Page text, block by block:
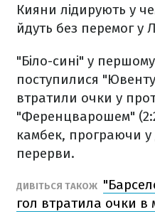
Кияни лідирують у
йдуть без перемог у
"Біло-сині" у першому
поступилися
втратили очки у
"Ференцварошем"
камбек, програючи у
перерви.
ДИВІТЬСЯ ТАКОЖ
гол втратила очки в